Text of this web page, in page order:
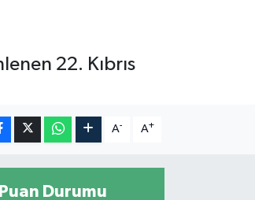
22. Kıbrıs
A- A+
Durumu